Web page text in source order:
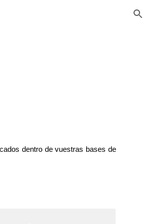
dentro de vuestras bases de